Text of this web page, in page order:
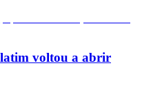
latim voltou a abrir